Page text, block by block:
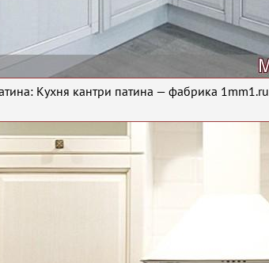
Кухня кантри патина — фабрика 1mm1.ru